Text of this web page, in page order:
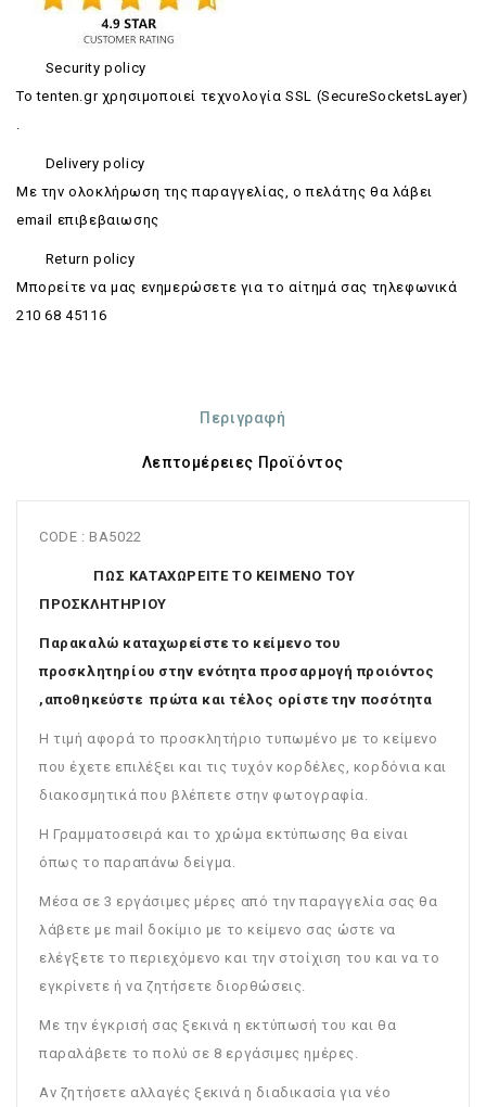
Security policy
Το tenten.gr χρησιμοποιεί τεχνολογία SSL (SecureSocketsLayer)
Delivery policy
Με την ολοκλήρωση της παραγγελίας, ο πελάτης θα λάβει
email επιβεβαιωσης
Return policy
Mπορείτε να μας ενημερώσετε για το αίτημά σας τηλεφωνικά
210 68 45116
Περιγραφή
Λεπτομέρειες Προϊόντος
CODE : BA5022
ΠΩΣ ΚΑΤΑΧΩΡΕΙΤΕ ΤΟ ΚΕΙΜΕΝΟ ΤΟΥ
ΠΡΟΣΚΛΗΤΗΡΙΟΥ
Παρακαλώ καταχωρείστε το κείμενο του
προσκλητηρίου στην ενότητα προσαρμογή προιόντος
,αποθηκεύστε πρώτα και τέλος ορίστε την ποσότητα
Η τιμή αφορά το προσκλητήριο τυπωμένο με το κείμενο
που έχετε επιλέξει και τις τυχόν κορδέλες, κορδόνια και
διακοσμητικά που βλέπετε στην φωτογραφία.
Η Γραμματοσειρά και το χρώμα εκτύπωσης θα είναι
όπως το παραπάνω δείγμα.
Μέσα σε 3 εργάσιμες μέρες από την παραγγελία σας θα
λάβετε με mail δοκίμιο με το κείμενο σας ώστε να
ελέγξετε το περιεχόμενο και την στοίχιση του και να το
εγκρίνετε ή να ζητήσετε διορθώσεις.
Με την έγκρισή σας ξεκινά η εκτύπωσή του και θα
παραλάβετε το πολύ σε 8 εργάσιμες ημέρες.
Αν ζητήσετε αλλαγές ξεκινά η διαδικασία για νέο